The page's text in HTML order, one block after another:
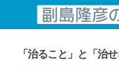
コンテンツへスキッ
「治ること」と「治